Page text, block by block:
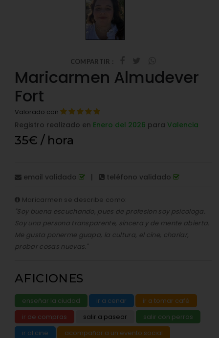
COMPARTIR :
Maricarmen Almudever
Fort
Valorado con
Registro realizado en Enero del 2026 para Valencia
35€ / hora
email validado | teléfono validado
Maricarmen se describe como:
"Soy buena escuchando, pues de profesion soy psicologa.
Soy una persona transparente, sincera y de mente abierta.
Me gusta ponerme guapa, la cultura, el cine, charlar,
probar cosas nuevas."
AFICIONES
enseñar la ciudad ir a cenar
ir a tomar café
ir de compras
salir a pasear
salir con perros
ir al cine
acompañar a un evento social